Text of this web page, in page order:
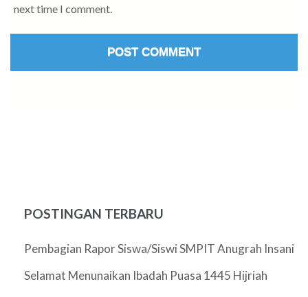
next time I comment.
POSTINGAN TERBARU
Pembagian Rapor Siswa/Siswi SMPIT Anugrah Insani
Selamat Menunaikan Ibadah Puasa 1445 Hijriah